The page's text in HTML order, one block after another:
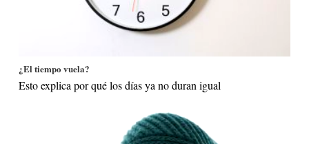
¿El tiempo vuela?
Esto explica por qué los días ya no duran igual